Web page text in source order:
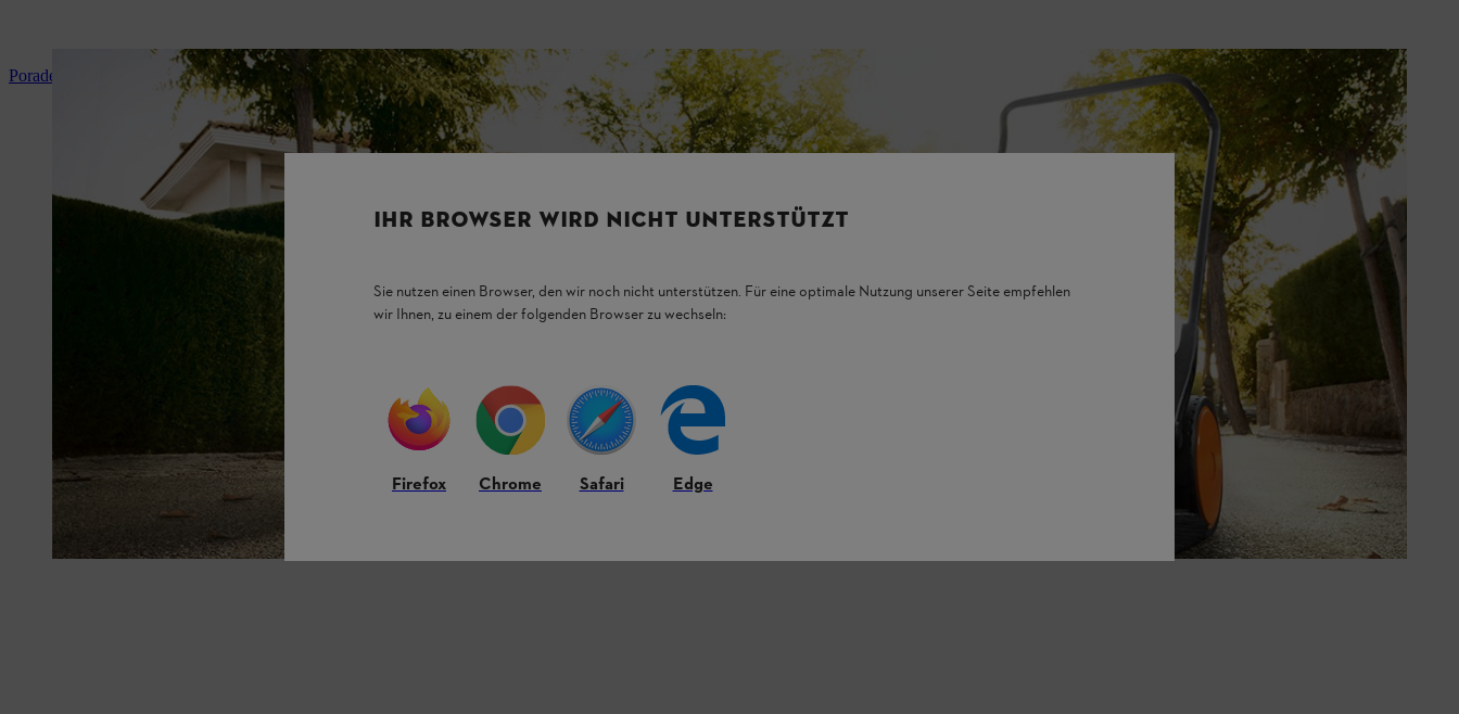
Poradenství a instrukce k produktům
IHR BROWSER WIRD NICHT UNTERSTÜTZT
Sie nutzen einen Browser, den wir noch nicht unterstützen. Für eine optimale Nutzung unserer Seite empfehlen
wir Ihnen, zu einem der folgenden Browser zu wechseln:
Firefox Chrome Safari Edge